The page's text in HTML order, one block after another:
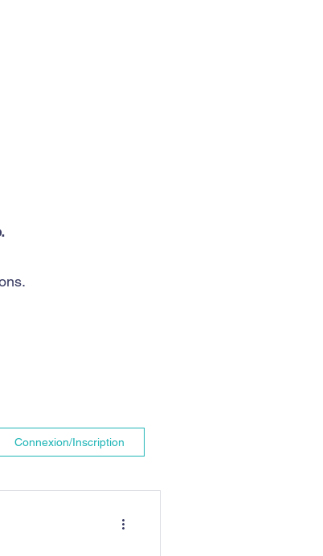
Connexion/Inscription